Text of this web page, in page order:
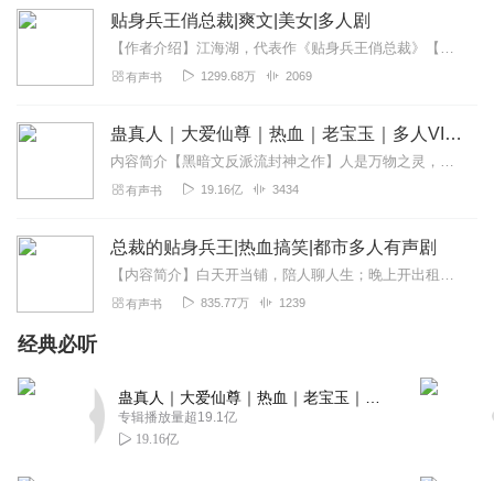
市，履行美女师傅给自己订下的婚约，却被看自己不顺眼的
美女总裁老婆给安排成一个最底层的小司机。且看最牛的佣
兵王者如何纵横在这繁华都市，制定属于自己的规则……
兰戈_6f
哈哈这本都市小说算是我喜欢的一本，都看了俩次了，其中
还听过有声版的就听了不到一半就下架了，今天没小说更新
是意外啊哈哈😄
2020-11-16 5
初鹏5
2022-04-25
听友338647209
贴身兵王俏总裁|爽文|美女|多人剧
【作者介绍】江海湖，代表作《贴身兵王俏总裁》【主播介绍】暗香：播音主持专业毕业。著名茶类鉴赏家，小说吐槽与导航捧哏爱好者。念墨：有声小说《那时魔尊还未长大》主播...
有声书 1299.68万 2069
蛊真人｜大爱仙尊｜热血｜老宝玉｜多人VIP免费有声剧
内容简介【黑暗文反派流封神之作】人是万物之灵，蛊是天地真精。一个穿越者不断重生的故事。一个养蛊、炼蛊、用蛊的奇特世界。配音组（男角色）老宝玉旁白...
有声书 19.16亿 3434
总裁的贴身兵王|热血搞笑|都市多人有声剧
【内容简介】白天开当铺，陪人聊人生；晚上开出租车，跟人说理想；王坏立志做一个有理想，有抱负的有为青年。可是一场英雄救美让王坏卷入了各种恩怨是非，从此身边美女不...
有声书 835.77万 1239
经典必听
专辑播放量超19.1亿
19.16亿